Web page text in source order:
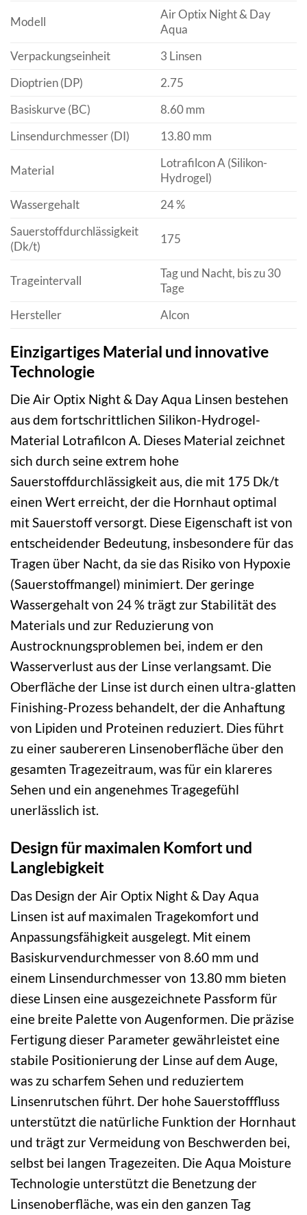
Modell
Air Optix Night & Day
Aqua
Verpackungseinheit
3 Linsen
Dioptrien (DP)
2.75
Basiskurve (BC)
8.60 mm
Linsendurchmesser (DI)
13.80 mm
Material
Lotrafilcon A (Silikon-
Hydrogel)
Wassergehalt
24 %
Sauerstoffdurchlässigkeit
(Dk/t)
175
Trageintervall
Tag und Nacht, bis zu 30
Tage
Hersteller
Alcon
Einzigartiges Material und innovative
Technologie
Die Air Optix Night & Day Aqua Linsen bestehen
aus dem fortschrittlichen Silikon-Hydrogel-
Material Lotrafilcon A. Dieses Material zeichnet
sich durch seine extrem hohe
Sauerstoffdurchlässigkeit aus, die mit 175 Dk/t
einen Wert erreicht, der die Hornhaut optimal
mit Sauerstoff versorgt. Diese Eigenschaft ist von
entscheidender Bedeutung, insbesondere für das
Tragen über Nacht, da sie das Risiko von Hypoxie
(Sauerstoffmangel) minimiert. Der geringe
Wassergehalt von 24 % trägt zur Stabilität des
Materials und zur Reduzierung von
Austrocknungsproblemen bei, indem er den
Wasserverlust aus der Linse verlangsamt. Die
Oberfläche der Linse ist durch einen ultra-glatten
Finishing-Prozess behandelt, der die Anhaftung
von Lipiden und Proteinen reduziert. Dies führt
zu einer saubereren Linsenoberfläche über den
gesamten Tragezeitraum, was für ein klareres
Sehen und ein angenehmes Tragegefühl
unerlässlich ist.
Design für maximalen Komfort und
Langlebigkeit
Das Design der Air Optix Night & Day Aqua
Linsen ist auf maximalen Tragekomfort und
Anpassungsfähigkeit ausgelegt. Mit einem
Basiskurvendurchmesser von 8.60 mm und
einem Linsendurchmesser von 13.80 mm bieten
diese Linsen eine ausgezeichnete Passform für
eine breite Palette von Augenformen. Die präzise
Fertigung dieser Parameter gewährleistet eine
stabile Positionierung der Linse auf dem Auge,
was zu scharfem Sehen und reduziertem
Linsenrutschen führt. Der hohe Sauerstofffluss
unterstützt die natürliche Funktion der Hornhaut
und trägt zur Vermeidung von Beschwerden bei,
selbst bei langen Tragezeiten. Die Aqua Moisture
Technologie unterstützt die Benetzung der
Linsenoberfläche, was ein den ganzen Tag